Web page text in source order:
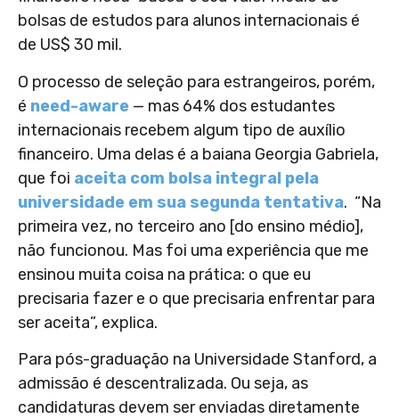
bolsas de estudos para alunos internacionais é
de US$ 30 mil.
O processo de seleção para estrangeiros, porém,
é need-aware — mas 64% dos estudantes
internacionais recebem algum tipo de auxílio
financeiro. Uma delas é a baiana Georgia Gabriela,
que foi aceita com bolsa integral pela
universidade em sua segunda tentativa. “Na
primeira vez, no terceiro ano [do ensino médio],
não funcionou. Mas foi uma experiência que me
ensinou muita coisa na prática: o que eu
precisaria fazer e o que precisaria enfrentar para
ser aceita”, explica.
Para pós-graduação na Universidade Stanford, a
admissão é descentralizada. Ou seja, as
candidaturas devem ser enviadas diretamente